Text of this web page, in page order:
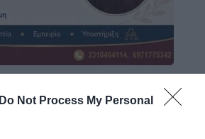
Do Not Process My Personal